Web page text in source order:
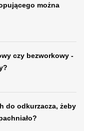
można
czy bezworkowy -
do odkurzacza, żeby